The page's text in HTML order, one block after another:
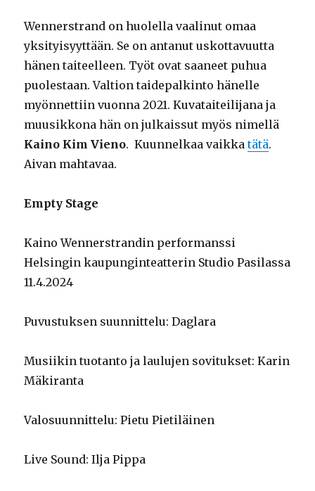
Wennerstrand on huolella vaalinut omaa
yksityisyyttään. Se on antanut uskottavuutta
hänen taiteelleen. Työt ovat saaneet puhua
puolestaan. Valtion taidepalkinto hänelle
myönnettiin vuonna 2021. Kuvataiteilijana ja
muusikkona hän on julkaissut myös nimellä
Kaino Kim Vieno. Kuunnelkaa vaikkatätä.
Aivan mahtavaa.
Empty Stage
Kaino Wennerstrandin performanssi
Helsingin kaupunginteatterin Studio Pasilassa
11.4.2024
Puvustuksen suunnittelu: Daglara
Musiikin tuotanto ja laulujen sovitukset: Karin
Mäkiranta
Valosuunnittelu: Pietu Pietiläinen
Live Sound: Ilja Pippa